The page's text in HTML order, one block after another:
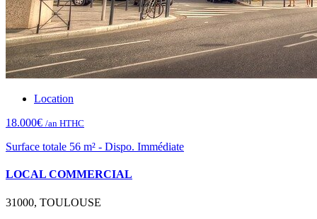
Location
18.000€ /an HTHC
Surface totale 56 m² - Dispo. Immédiate
LOCAL COMMERCIAL
31000, TOULOUSE